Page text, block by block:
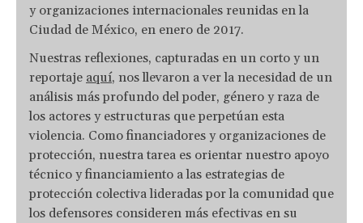
y organizaciones internacionales reunidas en la
Ciudad de México, en enero de 2017.
Nuestras reflexiones, capturadas en un corto y un
reportaje aquí, nos llevaron a ver la necesidad de un
análisis más profundo del poder, género y raza de
los actores y estructuras que perpetúan esta
violencia. Como financiadores y organizaciones de
protección, nuestra tarea es orientar nuestro apoyo
técnico y financiamiento a las estrategias de
protección colectiva lideradas por la comunidad que
los defensores consideren más efectivas en su